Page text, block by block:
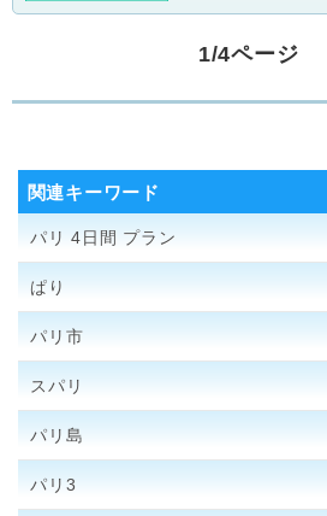
1/4ページ
関連キーワード
パリ 4日間 プラン
ぱり
パリ市
スパリ
パリ島
パリ3